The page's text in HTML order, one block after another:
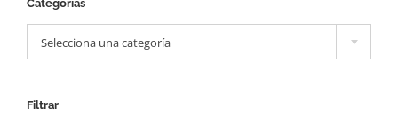
Categorías
Selecciona una categoría
Filtrar